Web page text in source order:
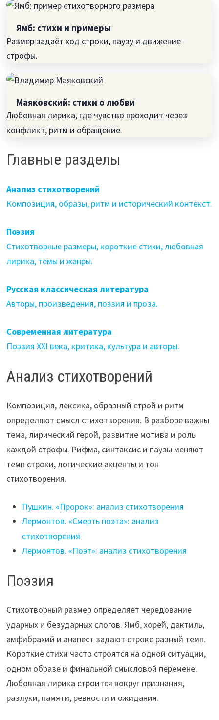
Ямб: стихи и примеры
Размер задаёт ход строки, паузу и движение
строфы.
Маяковский: стихи о любви
Любовная лирика, где чувство проходит через
конфликт, ритм и обращение.
Главные разделы
Анализ стихотворений
Композиция, образы, ритм и исторический контекст.
Поэзия
Стихотворные размеры, короткие стихи, любовная
лирика, темы и жанры.
Русская классическая литература
Авторы, произведения, поэзия и проза.
Современная литература
Поэзия XXI века, критика, культура и авторы.
Анализ стихотворений
Композиция, лексика, образный строй и ритм
определяют смысл стихотворения. В разборе важны
тема, лирический герой, развитие мотива и роль
каждой строфы. Рифма, синтаксис и паузы меняют
темп строки, логические акценты и тон
стихотворения.
Пушкин. «Пророк»: анализ стихотворения
Лермонтов. «Смерть поэта»: анализ
стихотворения
Лермонтов. «Поэт»: анализ стихотворения
Поэзия
Стихотворный размер определяет чередование
ударных и безударных слогов. Ямб, хорей, дактиль,
амфибрахий и анапест задают строке разный темп.
Короткие стихи часто строятся на одной ситуации,
одном образе и финальной смысловой перемене.
Любовная лирика строится вокруг признания,
разлуки, памяти, ревности и ожидания.